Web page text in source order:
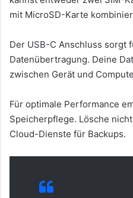
mit MicroSD-Karte
Der USB-C Anschluss sorgt
Datenübertragung. Deine
zwischen Gerät und
Für optimale Performance
Speicherpflege. Lösche
Cloud-Dienste für Backups.